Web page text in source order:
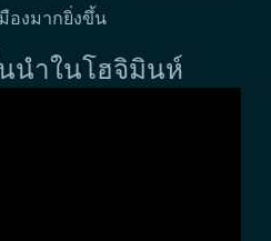
องมากยิ่งขึ้น
นำในโฮจิมินห์